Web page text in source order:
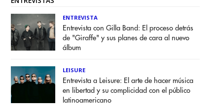
ENTREVISTA
Entrevista con Gilla Band: El proceso detrás
de "Giraffe" y sus planes de cara al nuevo
álbum
LEISURE
Entrevista a Leisure: El arte de hacer música
en libertad y su complicidad con el público
latinoamericano